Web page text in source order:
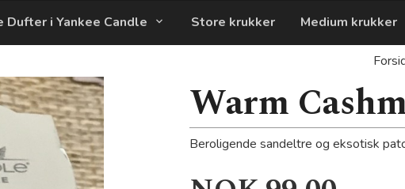
Dufter i Yankee Candle Store krukker Medium krukker
Warm
Beroligende sandeltre og eksotisk